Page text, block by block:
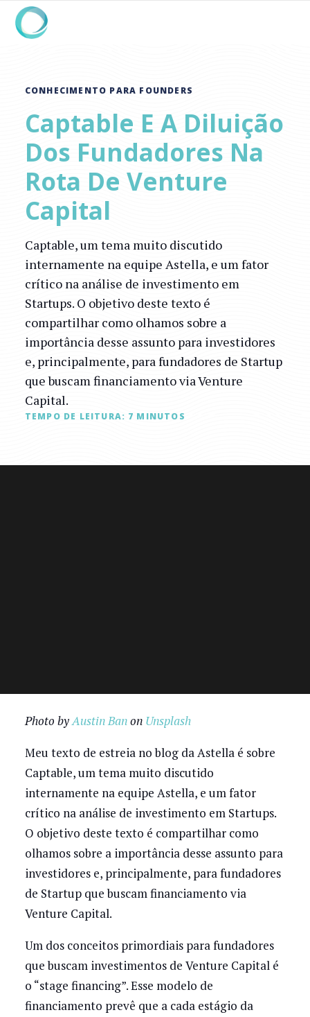
CONHECIMENTO PARA FOUNDERS
Captable E A Diluição
Dos Fundadores Na
Rota De Venture
Capital
Captable, um tema muito discutido
internamente na equipe Astella, e um fator
crítico na análise de investimento em
Startups. O objetivo deste texto é
compartilhar como olhamos sobre a
importância desse assunto para investidores
e, principalmente, para fundadores de Startup
que buscam financiamento via Venture
Capital.
TEMPO DE LEITURA: 7 MINUTOS
Photo byAustin Banon Unsplash
Meu texto de estreia no blog da Astella é sobre
Captable, um tema muito discutido
internamente na equipe Astella, e um fator
crítico na análise de investimento em Startups.
O objetivo deste texto é compartilhar como
olhamos sobre a importância desse assunto para
investidores e, principalmente, para fundadores
de Startup que buscam financiamento via
Venture Capital.
Um dos conceitos primordiais para fundadores
que buscam investimentos de Venture Capital é
o “stage financing”. Esse modelo de
financiamento prevê que a cada estágio da